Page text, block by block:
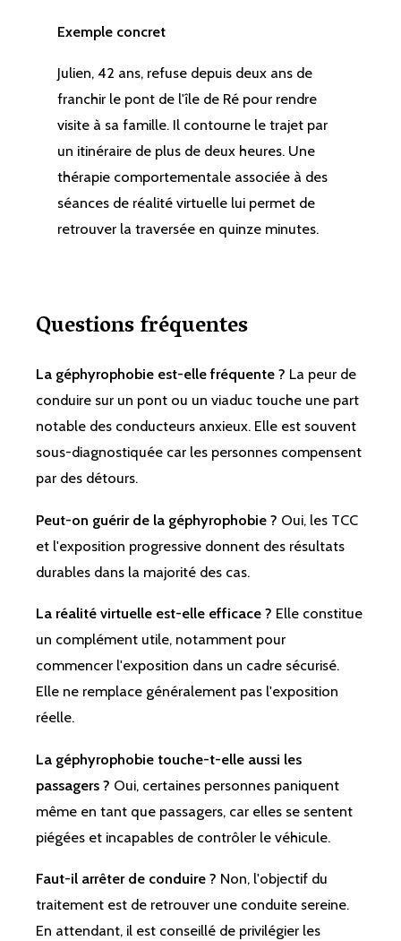
Exemple concret
Julien, 42 ans, refuse depuis deux ans de
franchir le pont de l'île de Ré pour rendre
visite à sa famille. Il contourne le trajet par
un itinéraire de plus de deux heures. Une
thérapie comportementale associée à des
séances de réalité virtuelle lui permet de
retrouver la traversée en quinze minutes.
Questions fréquentes
La géphyrophobie est-elle fréquente ? La peur de
conduire sur un pont ou un viaduc touche une part
notable des conducteurs anxieux. Elle est souvent
sous-diagnostiquée car les personnes compensent
par des détours.
Peut-on guérir de la géphyrophobie ? Oui, les TCC
et l'exposition progressive donnent des résultats
durables dans la majorité des cas.
La réalité virtuelle est-elle efficace ? Elle constitue
un complément utile, notamment pour
commencer l'exposition dans un cadre sécurisé.
Elle ne remplace généralement pas l'exposition
réelle.
La géphyrophobie touche-t-elle aussi les
passagers ? Oui, certaines personnes paniquent
même en tant que passagers, car elles se sentent
piégées et incapables de contrôler le véhicule.
Faut-il arrêter de conduire ? Non, l'objectif du
traitement est de retrouver une conduite sereine.
En attendant, il est conseillé de privilégier les